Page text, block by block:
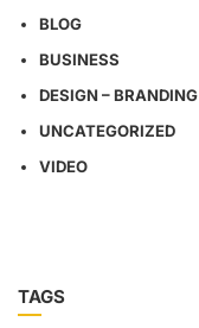
BLOG
BUSINESS
DESIGN – BRANDING
UNCATEGORIZED
VIDEO
TAGS